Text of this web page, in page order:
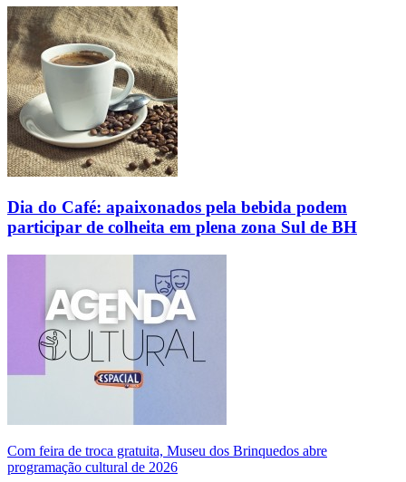
Dia do Café: apaixonados pela bebida podem
participar de colheita em plena zona Sul de BH
Com feira de troca gratuita, Museu dos Brinquedos abre
programação cultural de 2026